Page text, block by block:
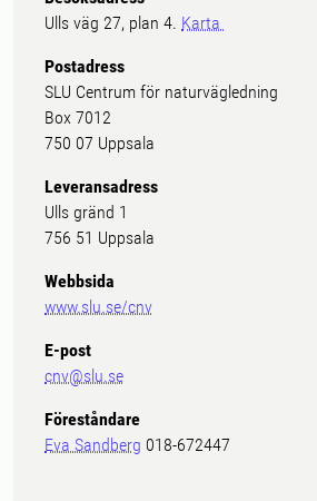
Ulls väg 27, plan 4. Karta
Postadress
SLU Centrum för naturvägledning
Box 7012
750 07 Uppsala
Leveransadress
Ulls gränd 1
756 51 Uppsala
Webbsida
www.slu.se/cnv
E-post
cnv@slu.se
Föreståndare
Eva Sandberg 018-672447